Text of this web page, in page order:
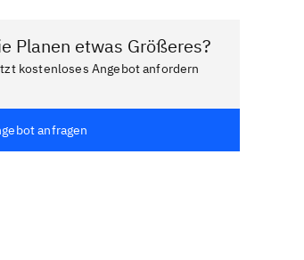
Planen etwas Größeres?
kostenloses Angebot anfordern
anfragen